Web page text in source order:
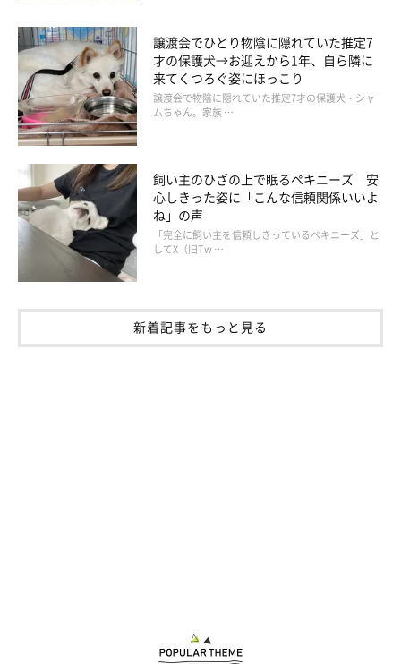
広々としているのにてくてくと歩くだけで走り回りたい様子もあ
りません。ロングリードも持ってきて準備万端だったのに…。
じゃあ、と鉄橋の下まで行って電車でも見るか…と移動したとこ
ろ、
譲渡会でひとり物陰に隠れていた推定7
才の保護犬→お迎えから1年、自ら隣に
来てくつろぐ姿にほっこり
譲渡会で物陰に隠れていた推定7才の保護犬・シャ
ムちゃん。家族 …
飼い主のひざの上で眠るペキニーズ 安
心しきった姿に「こんな信頼関係いいよ
ね」の声
「完全に飼い主を信頼しきっているペキニーズ」と
してX（旧Tw …
新着記事をもっと見る